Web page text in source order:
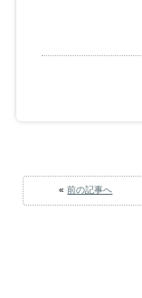
«前の記事へ